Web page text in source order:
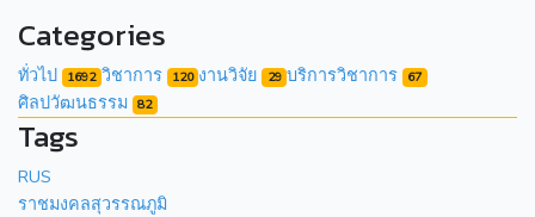
Categories
ทั่วไป 1692 วิชาการ 120 งานวิจัย 29 บริการวิชาการ 67
ศิลปวัฒนธรรม 82
Tags
RUS
ราชมงคลสุวรรณภูมิ